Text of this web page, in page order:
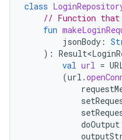
class
// Function that
fun
jsonBody :
):
val url =
(url .
doOutput